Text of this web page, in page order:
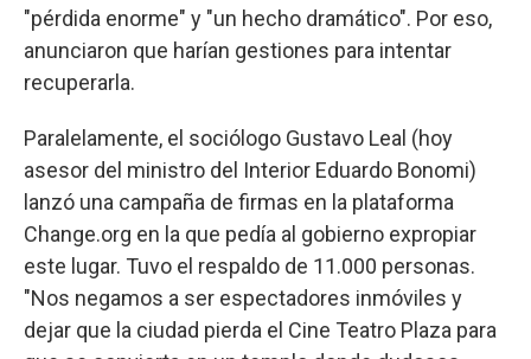
"pérdida enorme" y "un hecho dramático". Por eso,
anunciaron que harían gestiones para intentar
recuperarla.
Paralelamente, el sociólogo Gustavo Leal (hoy
asesor del ministro del Interior Eduardo Bonomi)
lanzó una campaña de firmas en la plataforma
Change.org en la que pedía al gobierno expropiar
este lugar. Tuvo el respaldo de 11.000 personas.
"Nos negamos a ser espectadores inmóviles y
dejar que la ciudad pierda el Cine Teatro Plaza para